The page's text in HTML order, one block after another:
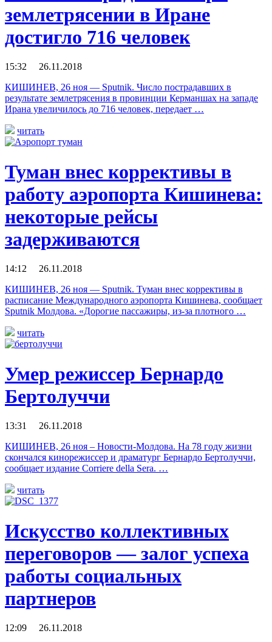
землетрясении в Иране
достигло 716 человек
15:32 26.11.2018
КИШИНЕВ, 26 ноя — Sputnik. Число пострадавших в
результате землетрясения в провинции Керманшах на западе
Ирана увеличилось до 716 человек, передает …
читать
Туман внес коррективы в
работу аэропорта Кишинева:
некоторые рейсы
задерживаются
14:12 26.11.2018
КИШИНЕВ, 26 ноя — Sputnik. Туман внес коррективы в
расписание Международного аэропорта Кишинева, сообщает
Sputnik Молдова. «Дорогие пассажиры, из-за плотного …
читать
Умер режиссер Бернардо
Бертолуччи
13:31 26.11.2018
КИШИНЕВ, 26 ноя – Новости-Молдова. На 78 году жизни
скончался кинорежиссер и драматург Бернардо Бертолуччи,
сообщает издание Corriere della Sera. …
читать
Искусство коллективных
переговоров — залог успеха
работы социальных
партнеров
12:09 26.11.2018